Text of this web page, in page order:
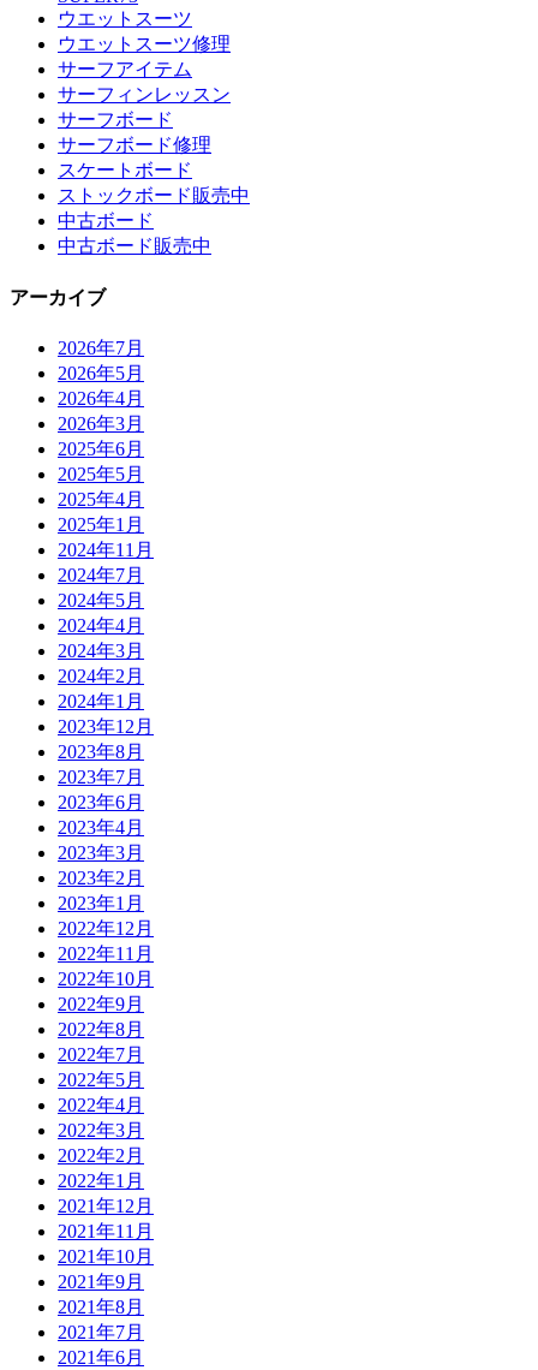
ウエットスーツ
ウエットスーツ修理
サーフアイテム
サーフィンレッスン
サーフボード
サーフボード修理
スケートボード
ストックボード販売中
中古ボード
中古ボード販売中
アーカイブ
2026年7月
2026年5月
2026年4月
2026年3月
2025年6月
2025年5月
2025年4月
2025年1月
2024年11月
2024年7月
2024年5月
2024年4月
2024年3月
2024年2月
2024年1月
2023年12月
2023年8月
2023年7月
2023年6月
2023年4月
2023年3月
2023年2月
2023年1月
2022年12月
2022年11月
2022年10月
2022年9月
2022年8月
2022年7月
2022年5月
2022年4月
2022年3月
2022年2月
2022年1月
2021年12月
2021年11月
2021年10月
2021年9月
2021年8月
2021年7月
2021年6月